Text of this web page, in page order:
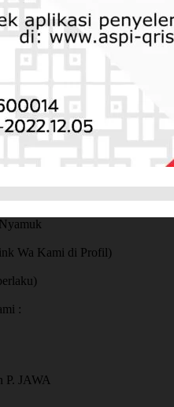
Wa Kami di Profil)
:
P. JAWA